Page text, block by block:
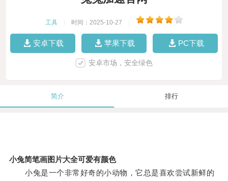
工具 时间：2025-10-27
安卓下载 苹果下载 PC下载
安卓市场，安全绿色
简介 排行
小兔简笔画图片大全可爱有颜色
小兔是一个非常好奇的小动物，它总是喜欢尝试新鲜的